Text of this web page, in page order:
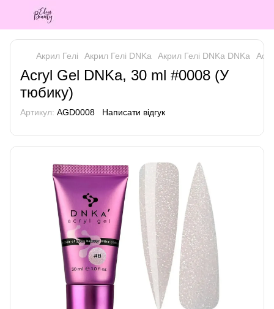
Акрил Гелі Акрил Гелі DNKa Акрил Гелі DNKa DNKa
Аcryl Gel DNKa, 30 ml #0008 (У
тюбику)
Артикул: AGD0008 Написати відгук